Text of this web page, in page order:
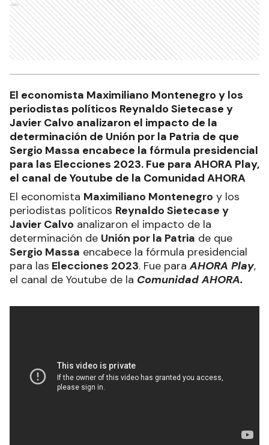
Ads
El economista Maximiliano Montenegro y los
periodistas políticos Reynaldo Sietecase y
Javier Calvo analizaron el impacto de la
determinación de Unión por la Patria de que
Sergio Massa encabece la fórmula presidencial
para las Elecciones 2023. Fue para AHORA Play,
el canal de Youtube de la Comunidad AHORA
El economista Maximiliano Montenegro y los
periodistas políticos Reynaldo Sietecase y
Javier Calvo analizaron el impacto de la
determinación de Unión por la Patria de que
Sergio Massa encabece la fórmula presidencial
para las Elecciones 2023. Fue paraAHORA Play,
el canal de Youtube de la Comunidad AHORA.